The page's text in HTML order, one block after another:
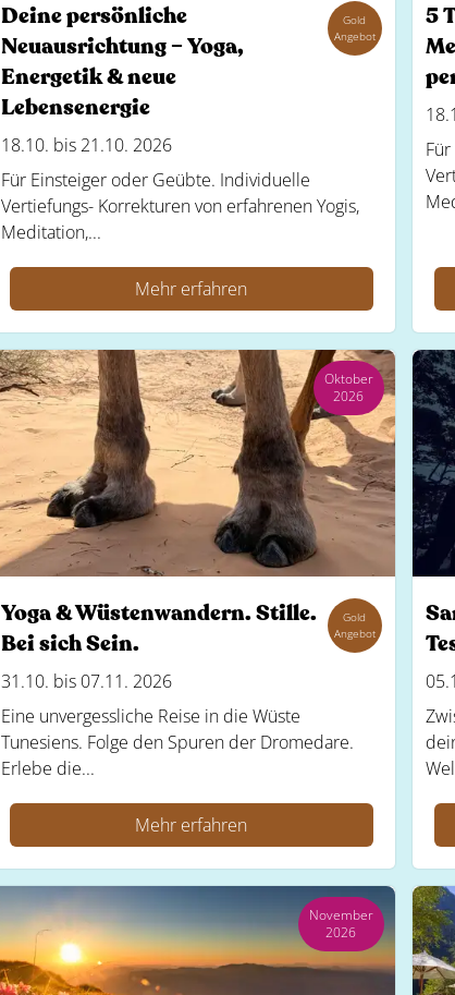
Deine persönliche
Neuausrichtung – Yoga,
Energetik & neue
Lebensenergie
Gold
Angebot
18.10. bis 21.10. 2026
Für Einsteiger oder Geübte. Individuelle
Vertiefungs- Korrekturen von erfahrenen Yogis,
Meditation,...
Mehr erfahren
5
Oktober
2026
Yoga & Wüstenwandern. Stille.
Bei sich Sein.
Gold
Angebot
31.10. bis 07.11. 2026
Eine unvergessliche Reise in die Wüste
Tunesiens. Folge den Spuren der Dromedare.
Erlebe die...
Mehr erfahren
November
2026